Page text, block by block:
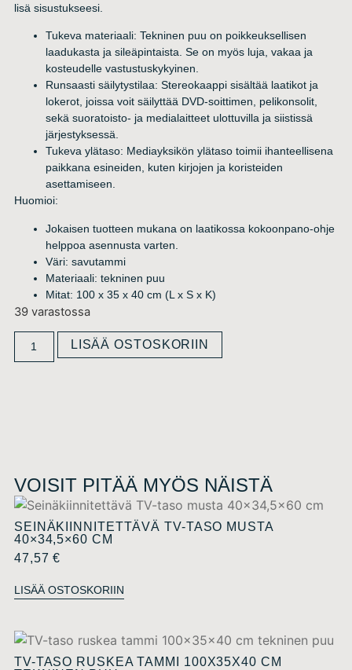
lisä sisustukseesi.
Tukeva materiaali: Tekninen puu on poikkeuksellisen
laadukasta ja sileäpintaista. Se on myös luja, vakaa ja
kosteudelle vastustuskykyinen.
Runsaasti säilytystilaa: Stereokaappi sisältää laatikot ja
lokerot, joissa voit säilyttää DVD-soittimen, pelikonsolit,
sekä suoratoisto- ja medialaitteet ulottuvilla ja siistissä
järjestyksessä.
Tukeva ylätaso: Mediayksikön ylätaso toimii ihanteellisena
paikkana esineiden, kuten kirjojen ja koristeiden
asettamiseen.
Huomioi:
Jokaisen tuotteen mukana on laatikossa kokoonpano-ohje
helppoa asennusta varten.
Väri: savutammi
Materiaali: tekninen puu
Mitat: 100 x 35 x 40 cm (L x S x K)
39 varastossa
LISÄÄ OSTOSKORIIN
VOISIT PITÄÄ MYÖS NÄISTÄ
SEINÄKIINNITETTÄVÄ TV-TASO MUSTA
40×34,5×60 CM
47,57€
LISÄÄ OSTOSKORIIN
TV-TASO RUSKEA TAMMI 100X35X40 CM